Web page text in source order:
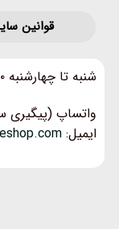
قوانین‌
شنبه تا چهارشنبه ۱۰ الی ۱۷، پنج شنبه‌ها ۱۰ الی ۱۴
واتساپ (پیگیری
ایمیل: